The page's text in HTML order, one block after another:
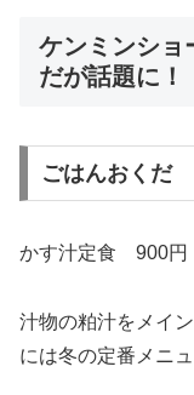
ケンミンショ
だが話題に！
ごはんおくだ
かす汁定食 900円
汁物の粕汁をメイ
には冬の定番メニ